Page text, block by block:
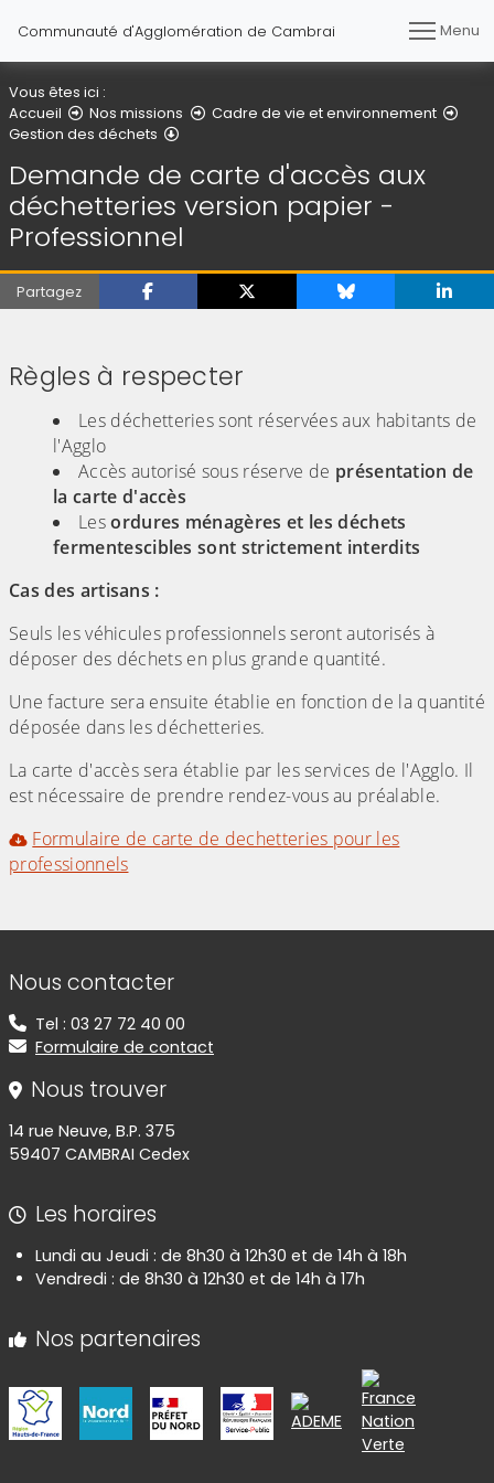
Communauté d'Agglomération de Cambrai Menu
Vous êtes ici :
Accueil
Nos missions
Cadre de vie et environnement
Gestion des déchets
Demande de carte d'accès aux
déchetteries version papier -
Professionnel
Partagez
Règles à respecter
Les déchetteries sont réservées aux habitants de
l'Agglo
Accès autorisé sous réserve de présentation de
la carte d'accès
Lesordures ménagères et les déchets
fermentescibles sont strictement interdits
Cas des artisans :
Seuls les véhicules professionnels seront autorisés à
déposer des déchets en plus grande quantité.
Une facture sera ensuite établie en fonction de la quantité
déposée dans les déchetteries.
La carte d'accès sera établie par les services de l'Agglo. Il
est nécessaire de prendre rendez-vous au préalable.
Formulaire de carte de dechetteries pour les
professionnels
Informations de contact
Nous contacter
Tel : 03 27 72 40 00
Formulaire de contact
Nous trouver
14 rue Neuve, B.P. 375
59407 CAMBRAI Cedex
Les horaires
Lundi au Jeudi : de 8h30 à 12h30 et de 14h à 18h
Vendredi : de 8h30 à 12h30 et de 14h à 17h
Nos partenaires